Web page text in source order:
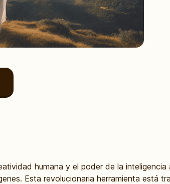
humana y el poder de la
Esta revolucionaria herramienta está